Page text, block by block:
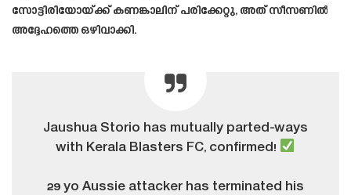
സോട്ടിരിയോയ്ക്ക് കണങ്കാലിന് പരിക്കേറ്റു, അത് സീസണിൽ
അദ്ദേഹത്തെ ഒഴിവാക്കി.
Jaushua Storio has mutually parted-ways
with Kerala Blasters FC, confirmed!
29 yo Aussie attacker has terminated his